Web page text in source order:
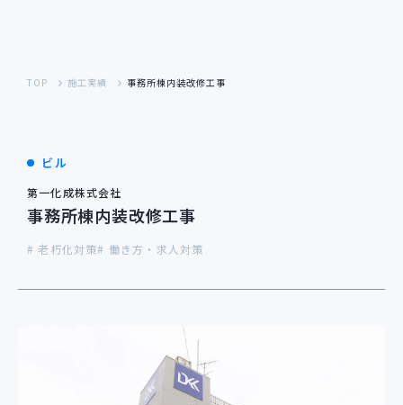
TOP 施工実績 事務所棟内装改修工事
ビル
第一化成株式会社
事務所棟内装改修工事
# 老朽化対策# 働き方・求人対策